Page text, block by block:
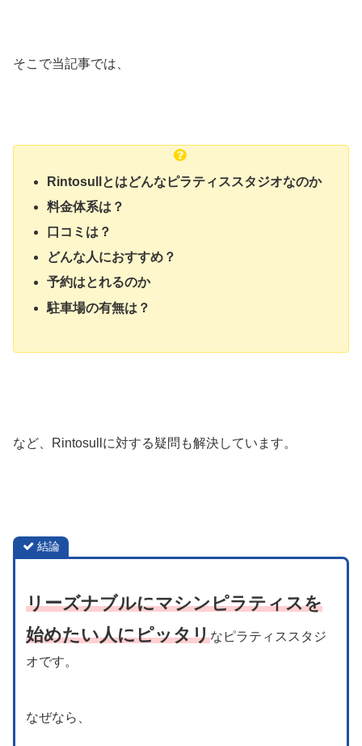
そこで当記事では、
Rintosullとはどんなピラティススタジオなのか
料金体系は？
口コミは？
どんな人におすすめ？
予約はとれるのか
駐車場の有無は？
など、Rintosullに対する疑問も解決しています。
結論
リーズナブルにマシンピラティスを
始めたい人にピッタリなピラティススタジ
オです。
なぜなら、